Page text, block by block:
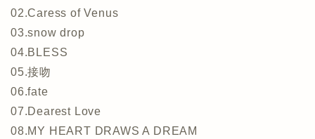
02.Caress of Venus
03.snow drop
04.BLESS
05.接吻
06.fate
07.Dearest Love
08.MY HEART DRAWS A DREAM